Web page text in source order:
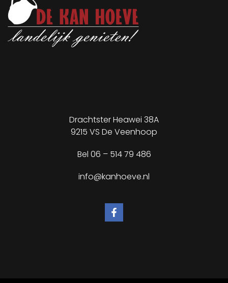
Drachtster Heawei 38A
9215 VS De Veenhoop
Bel 06 – 514 79 486
info@kanhoeve.nl